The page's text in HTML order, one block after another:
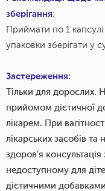
зберігання:
Приймати по 1 капсулі
упаковки зберігати у
Застереження:
Тільки для дорослих.
прийомом дієтичної
лікарем. При
лікарських засобів
здоров'я консультація
недоступному для
дієтичними